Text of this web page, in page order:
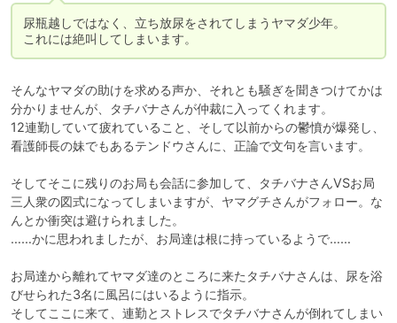
尿瓶越しではなく、立ち放尿をされてしまうヤマダ少年。
これには絶叫してしまいます。
そんなヤマダの助けを求める声か、それとも騒ぎを聞きつけてかは
分かりませんが、タチバナさんが仲裁に入ってくれます。
12連勤していて疲れていること、そして以前からの鬱憤が爆発し、
看護師長の妹でもあるテンドウさんに、正論で文句を言います。
そしてそこに残りのお局も会話に参加して、タチバナさんVSお局
三人衆の図式になってしまいますが、ヤマグチさんがフォロー。な
んとか衝突は避けられました。
……かに思われましたが、お局達は根に持っているようで……
お局達から離れてヤマダ達のところに来たタチバナさんは、尿を浴
びせられた3名に風呂にはいるように指示。
そしてここに来て、連勤とストレスでタチバナさんが倒れてしまい